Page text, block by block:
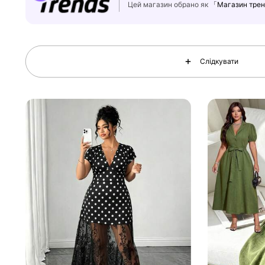
649K Підписники
649K Підписники
Цей магазин обрано як 「Магазин
Слідкувати